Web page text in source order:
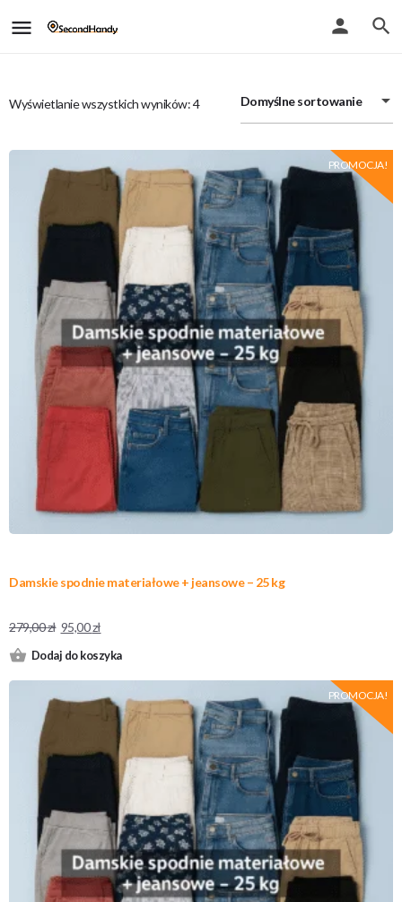
Wyświetlanie wszystkich wyników: 4 Domyślne sortowanie
PROMOCJA!
Damskie spodnie materiałowe + jeansowe – 25 kg
279,00zł 95,00zł
Dodaj do koszyka
PROMOCJA!